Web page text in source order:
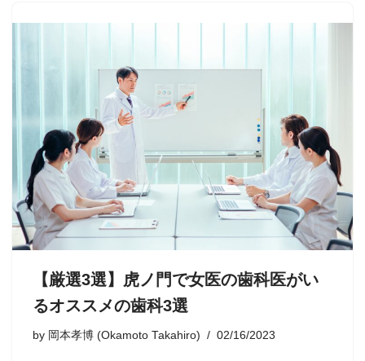
【厳選3選】虎ノ門で女医の歯科医がい
るオススメの歯科3選
by 岡本孝博 (Okamoto Takahiro) 02/16/2023